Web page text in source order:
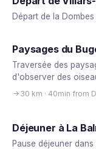
Départ de la
Paysages du
Traversée des
d'observer des
30 km · 40min from
Déjeuner à La
Pause déjeuner